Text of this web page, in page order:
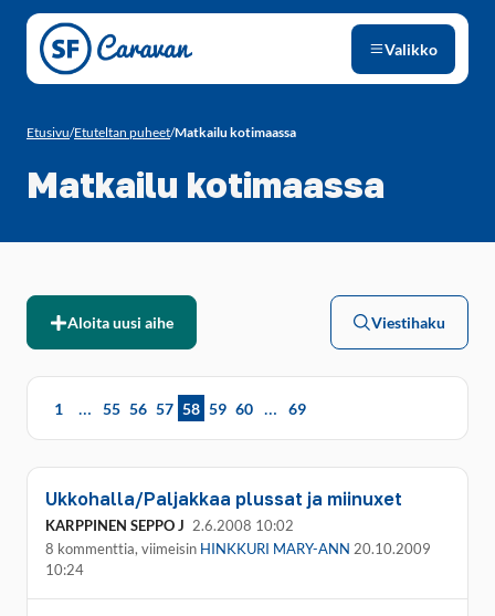
Siirry sivun sisältöön
Valikko
Etusivu/Etuteltan puheet/Matkailu kotimaassa
Matkailu kotimaassa
Aloita uusi aihe Viestihaku
1 … 55 56 57 58 59 60 … 69
Ukkohalla/Paljakkaa plussat ja miinuxet
KARPPINEN SEPPO J 2.6.2008 10:02
8 kommenttia, viimeisin HINKKURI MARY-ANN 20.10.2009
10:24